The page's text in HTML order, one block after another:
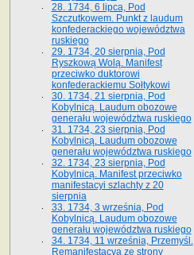
28. 1734, 6 lipca, Pod
Szczutkowem. Punkt z laudum
konfederackiego województwa
ruskiego
29. 1734, 20 sierpnia, Pod
Ryszkową Wolą. Manifest
przeciwko duktorowi
konfederackiemu Sołtykowi
30. 1734, 21 sierpnia, Pod
Kobylnicą. Laudum obozowe
generału województwa ruskiego
31. 1734, 23 sierpnia, Pod
Kobylnicą. Laudum obozowe
generału województwa ruskiego
32. 1734, 23 sierpnia, Pod
Kobylnicą. Manifest przeciwko
manifestacyi szlachty z 20
sierpnia
33. 1734, 3 września, Pod
Kobylnicą. Laudum obozowe
generału województwa ruskiego
34. 1734, 11 września, Przemyśl.
Remanifestacya ze strony